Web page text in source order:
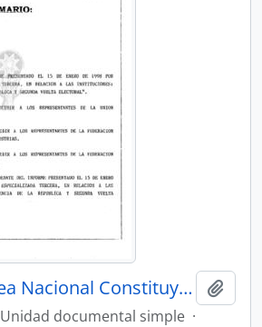
Actas Asamblea Nacional Constituyente 1997-1998
Unidad documental simple ·